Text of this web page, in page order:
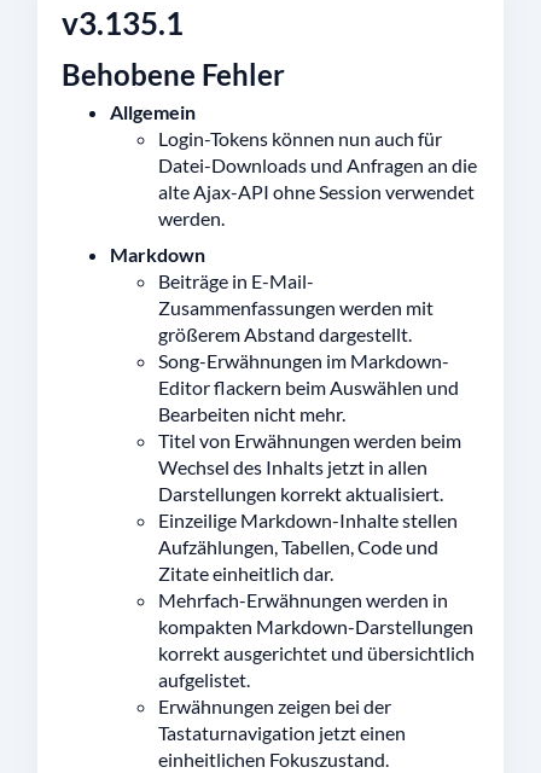
v3.135.1
Behobene Fehler
Allgemein
Login-Tokens können nun auch für
Datei-Downloads und Anfragen an die
alte Ajax-API ohne Session verwendet
werden.
Markdown
Beiträge in E-Mail-
Zusammenfassungen werden mit
größerem Abstand dargestellt.
Song-Erwähnungen im Markdown-
Editor flackern beim Auswählen und
Bearbeiten nicht mehr.
Titel von Erwähnungen werden beim
Wechsel des Inhalts jetzt in allen
Darstellungen korrekt aktualisiert.
Einzeilige Markdown-Inhalte stellen
Aufzählungen, Tabellen, Code und
Zitate einheitlich dar.
Mehrfach-Erwähnungen werden in
kompakten Markdown-Darstellungen
korrekt ausgerichtet und übersichtlich
aufgelistet.
Erwähnungen zeigen bei der
Tastaturnavigation jetzt einen
einheitlichen Fokuszustand.